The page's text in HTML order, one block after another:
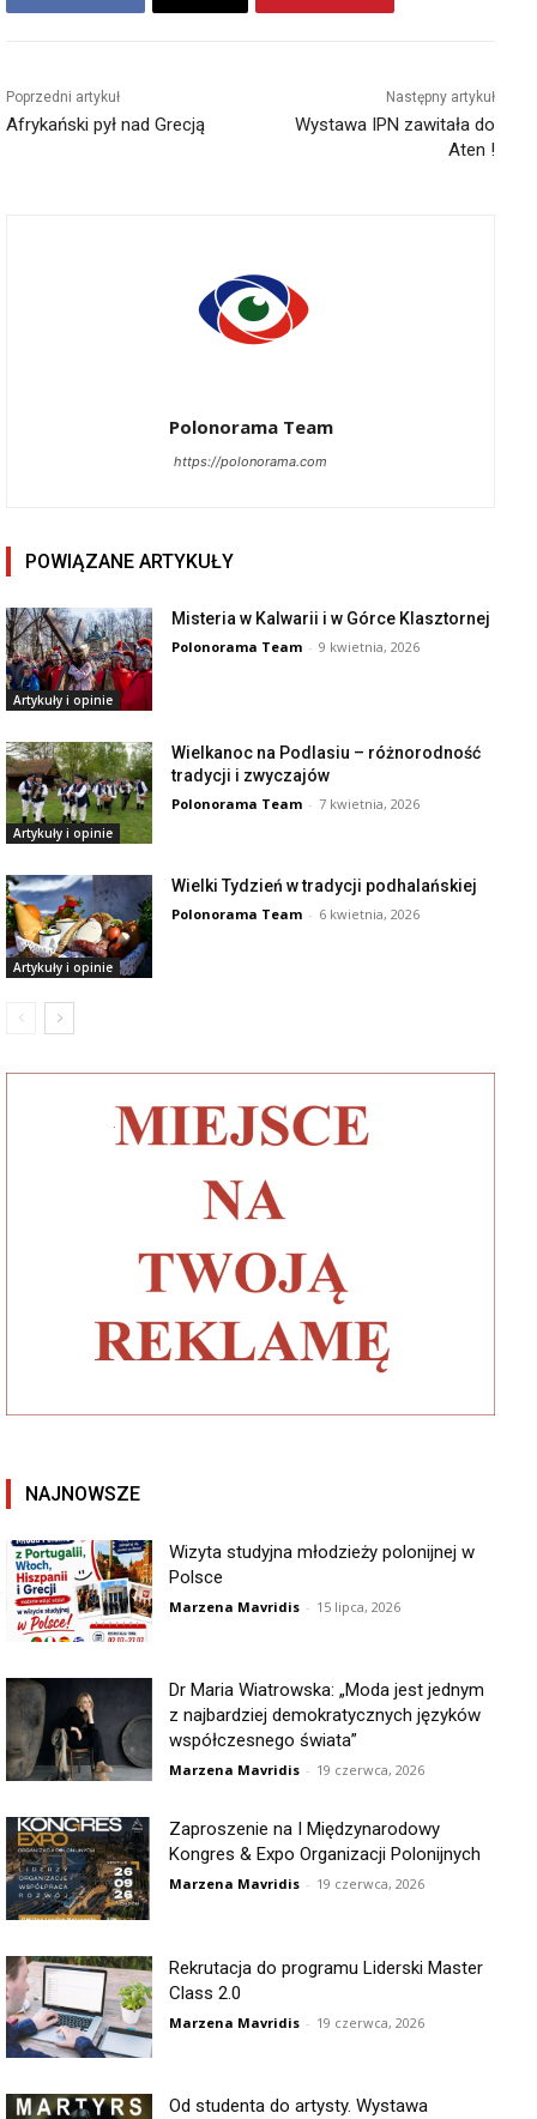
Poprzedni artykuł
Afrykański pył nad Grecją
Następny artykuł
Wystawa IPN zawitała do
Aten !
Polonorama Team
https://polonorama.com
POWIĄZANE ARTYKUŁY
Artykuły i opinie
Misteria w Kalwarii i w Górce Klasztornej
Polonorama Team - 9 kwietnia, 2026
Artykuły i opinie
Wielkanoc na Podlasiu – różnorodność
tradycji i zwyczajów
Polonorama Team - 7 kwietnia, 2026
Artykuły i opinie
Wielki Tydzień w tradycji podhalańskiej
Polonorama Team - 6 kwietnia, 2026
NAJNOWSZE
Wizyta studyjna młodzieży polonijnej w
Polsce
Marzena Mavridis - 15 lipca, 2026
Dr Maria Wiatrowska: „Moda jest jednym
z najbardziej demokratycznych języków
współczesnego świata”
Marzena Mavridis - 19 czerwca, 2026
Zaproszenie na I Międzynarodowy
Kongres & Expo Organizacji Polonijnych
Marzena Mavridis - 19 czerwca, 2026
Rekrutacja do programu Liderski Master
Class 2.0
Marzena Mavridis - 19 czerwca, 2026
Od studenta do artysty. Wystawa